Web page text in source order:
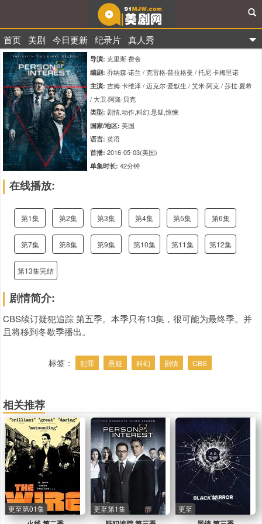
91美剧网
首页 美剧 今日更新 纪录片 真人秀
导演: 克里斯·费舍
编剧: 乔纳森·诺兰 / 克雷格·普拉格曼 / 托尼·卡梅里诺
主演: 吉姆·卡维泽 / 迈克尔·爱默生 / 艾米·阿克 / 莎拉·夏希
/ 大卫·阿隆·贝克
类型: 剧情,动作,科幻,悬疑,惊悚
国家/地区: 美国
语言: 英语
首播: 2016-05-03(美国)
单集时长: 42分钟
在线播放:
第1集 第2集 第3集 第4集 第5集 第6集
第7集 第8集 第9集 第10集 第11集 第12集
第13集完结
剧情简介:
CBS续订疑犯追踪 第五季。本季只有13集，很可能为最终季。并
且将移到冬歇季播出。
标签： 犯罪 悬疑 科幻 剧情 CBS
相关推荐
更至第01集 更至第1集 更至